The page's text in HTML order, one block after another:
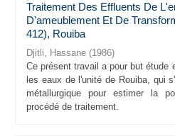
Traitement Des Effluents De
D'ameublement Et De
412), Rouiba
Djitli, Hassane (1986)
Ce présent travail a pour but étude
les eaux de l'unité de Rouiba, qui
métallurgique pour estimer la
procédé de traitement.